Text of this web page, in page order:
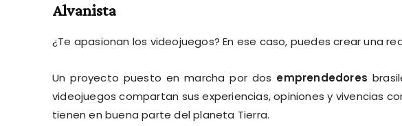
Alvanista
¿Te apasionan los videojuegos? En ese caso, puedes crear una
Un proyecto puesto en marcha por dos emprendedores
videojuegos compartan sus experiencias, opiniones y vivencias
tienen en buena parte del planeta Tierra.